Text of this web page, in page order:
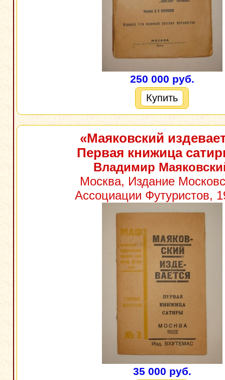
250 000 руб.
Купить
«Маяковский
Первая книжица
Владимир
Москва, Издание
Ассоциации Футуристов,
35 000 руб.